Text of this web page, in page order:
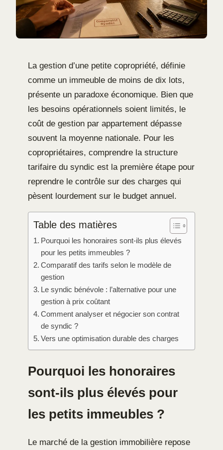
La gestion d’une petite copropriété, définie
comme un immeuble de moins de dix lots,
présente un paradoxe économique. Bien que
les besoins opérationnels soient limités, le
coût de gestion par appartement dépasse
souvent la moyenne nationale. Pour les
copropriétaires, comprendre la structure
tarifaire du syndic est la première étape pour
reprendre le contrôle sur des charges qui
pèsent lourdement sur le budget annuel.
Table des matières
Pourquoi les honoraires sont-ils plus élevés
pour les petits immeubles ?
Comparatif des tarifs selon le modèle de
gestion
Le syndic bénévole : l’alternative pour une
gestion à prix coûtant
Comment analyser et négocier son contrat
de syndic ?
Vers une optimisation durable des charges
Pourquoi les honoraires
sont-ils plus élevés pour
les petits immeubles ?
Le marché de la gestion immobilière repose